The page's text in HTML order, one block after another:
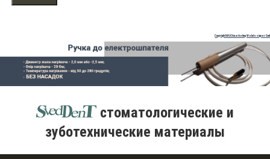
Copyright MAXXmarketing Webdesigner
стоматологические и
зуботехнические материалы